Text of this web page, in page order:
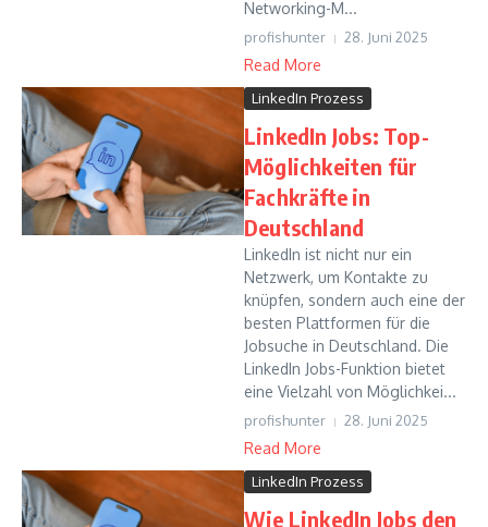
Networking-M...
profishunter 28. Juni 2025
Read More
LinkedIn Prozess
LinkedIn Jobs: Top-
Möglichkeiten für
Fachkräfte in
Deutschland
LinkedIn ist nicht nur ein
Netzwerk, um Kontakte zu
knüpfen, sondern auch eine der
besten Plattformen für die
Jobsuche in Deutschland. Die
LinkedIn Jobs-Funktion bietet
eine Vielzahl von Möglichkei...
profishunter 28. Juni 2025
Read More
LinkedIn Prozess
Wie LinkedIn Jobs den